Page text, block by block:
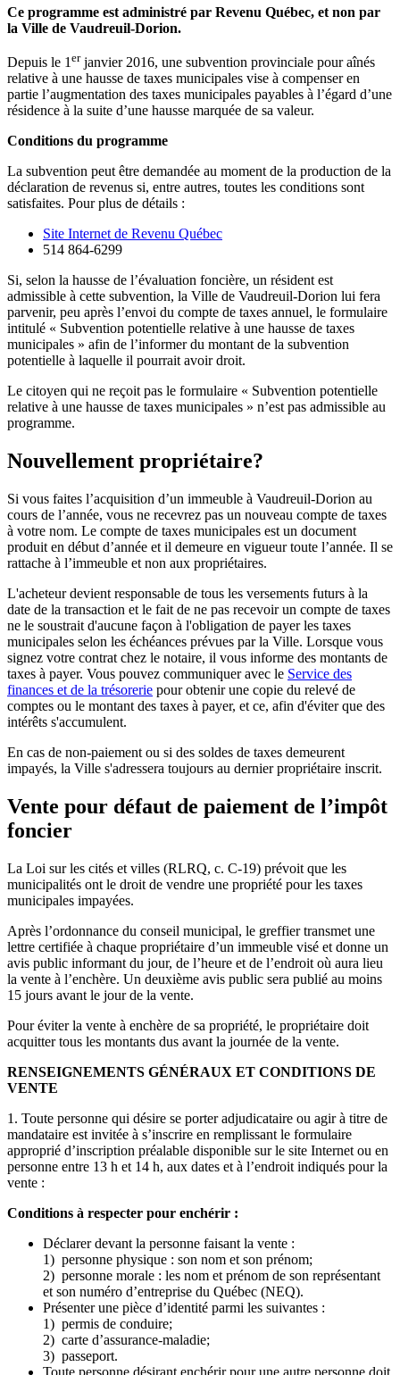
Ce programme est administré par Revenu Québec, et non par
la Ville de Vaudreuil-Dorion.
Depuis le 1 erjanvier 2016, une subvention provinciale pour aînés
relative à une hausse de taxes municipales vise à compenser en
partie l’augmentation des taxes municipales payables à l’égard d’une
résidence à la suite d’une hausse marquée de sa valeur.
Conditions du programme
La subvention peut être demandée au moment de la production de la
déclaration de revenus si, entre autres, toutes les conditions sont
satisfaites. Pour plus de détails :
Site Internet de Revenu Québec
514 864-6299
Si, selon la hausse de l’évaluation foncière, un résident est
admissible à cette subvention, la Ville de Vaudreuil-Dorion lui fera
parvenir, peu après l’envoi du compte de taxes annuel, le formulaire
intitulé « Subvention potentielle relative à une hausse de taxes
municipales » afin de l’informer du montant de la subvention
potentielle à laquelle il pourrait avoir droit.
Le citoyen qui ne reçoit pas le formulaire « Subvention potentielle
relative à une hausse de taxes municipales » n’est pas admissible au
programme.
Nouvellement propriétaire?
Si vous faites l’acquisition d’un immeuble à Vaudreuil-Dorion au
cours de l’année, vous ne recevrez pas un nouveau compte de taxes
à votre nom. Le compte de taxes municipales est un document
produit en début d’année et il demeure en vigueur toute l’année. Il se
rattache à l’immeuble et non aux propriétaires.
L'acheteur devient responsable de tous les versements futurs à la
date de la transaction et le fait de ne pas recevoir un compte de taxes
ne le soustrait d'aucune façon à l'obligation de payer les taxes
municipales selon les échéances prévues par la Ville. Lorsque vous
signez votre contrat chez le notaire, il vous informe des montants de
taxes à payer. Vous pouvez communiquer avec le Service des
finances et de la trésorerie pour obtenir une copie du relevé de
comptes ou le montant des taxes à payer, et ce, afin d'éviter que des
intérêts s'accumulent.
En cas de non-paiement ou si des soldes de taxes demeurent
impayés, la Ville s'adressera toujours au dernier propriétaire inscrit.
Vente pour défaut de paiement de l’impôt
foncier
La Loi sur les cités et villes (RLRQ, c. C-19) prévoit que les
municipalités ont le droit de vendre une propriété pour les taxes
municipales impayées.
Après l’ordonnance du conseil municipal, le greffier transmet une
lettre certifiée à chaque propriétaire d’un immeuble visé et donne un
avis public informant du jour, de l’heure et de l’endroit où aura lieu
la vente à l’enchère. Un deuxième avis public sera publié au moins
15 jours avant le jour de la vente.
Pour éviter la vente à enchère de sa propriété, le propriétaire doit
acquitter tous les montants dus avant la journée de la vente.
RENSEIGNEMENTS GÉNÉRAUX ET CONDITIONS DE
VENTE
1. Toute personne qui désire se porter adjudicataire ou agir à titre de
mandataire est invitée à s’inscrire en remplissant le formulaire
approprié d’inscription préalable disponible sur le site Internet ou en
personne entre 13 h et 14 h, aux dates et à l’endroit indiqués pour la
vente :
Conditions à respecter pour enchérir :
Déclarer devant la personne faisant la vente :
1) personne physique : son nom et son prénom;
2) personne morale : les nom et prénom de son représentant
et son numéro d’entreprise du Québec (NEQ).
Présenter une pièce d’identité parmi les suivantes :
1) permis de conduire;
2) carte d’assurance-maladie;
3) passeport.
Toute personne désirant enchérir pour une autre personne doit